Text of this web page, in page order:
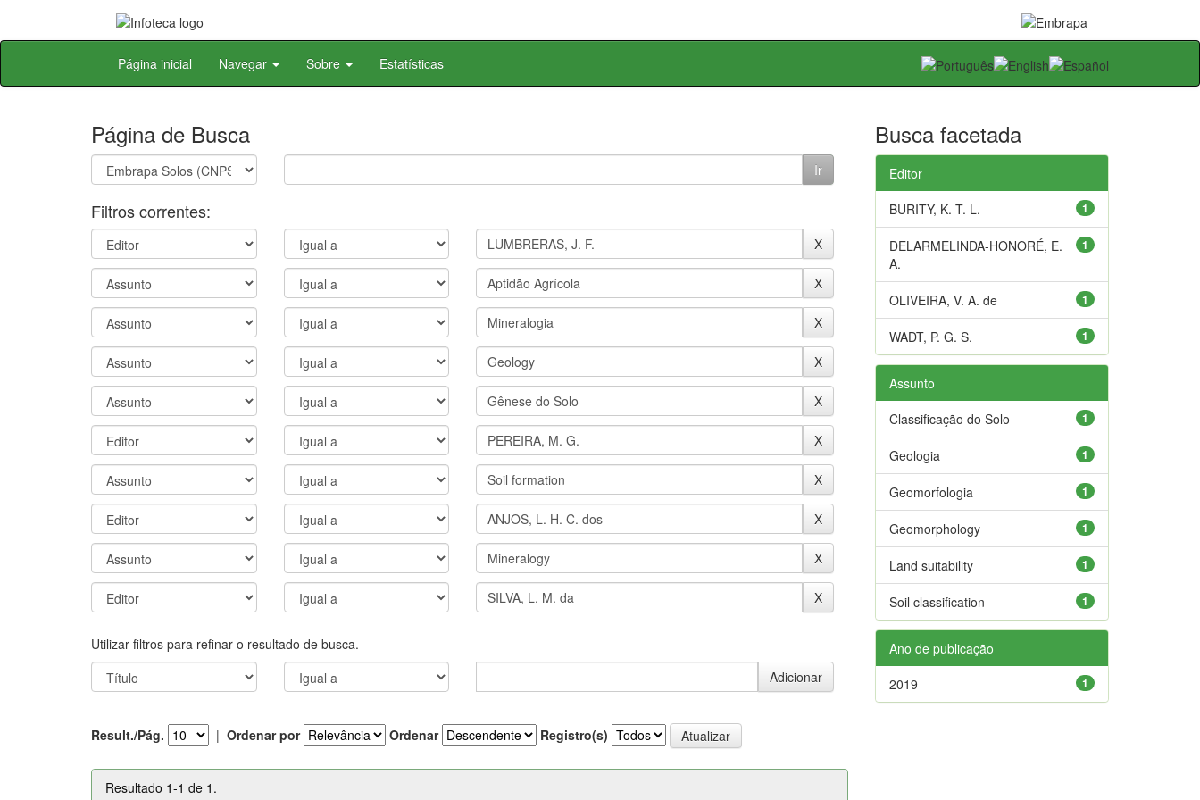
Skip
Página inicial Navegar Sobre Estatísticas
Página de Busca
Filtros correntes:
Utilizar filtros para refinar o resultado de busca.
Result./Pág. | Ordenar por Ordenar Registro(s)
Resultado 1-1 de 1.
Busca facetada
Editor
1
BURITY, K. T. L.
1
DELARMELINDA-HONORÉ, E.
A.
1
OLIVEIRA, V. A. de
1
WADT, P. G. S.
Assunto
1
Classificação do Solo
1
Geologia
1
Geomorfologia
1
Geomorphology
1
Land suitability
1
Soil classification
Ano de publicação
1
2019